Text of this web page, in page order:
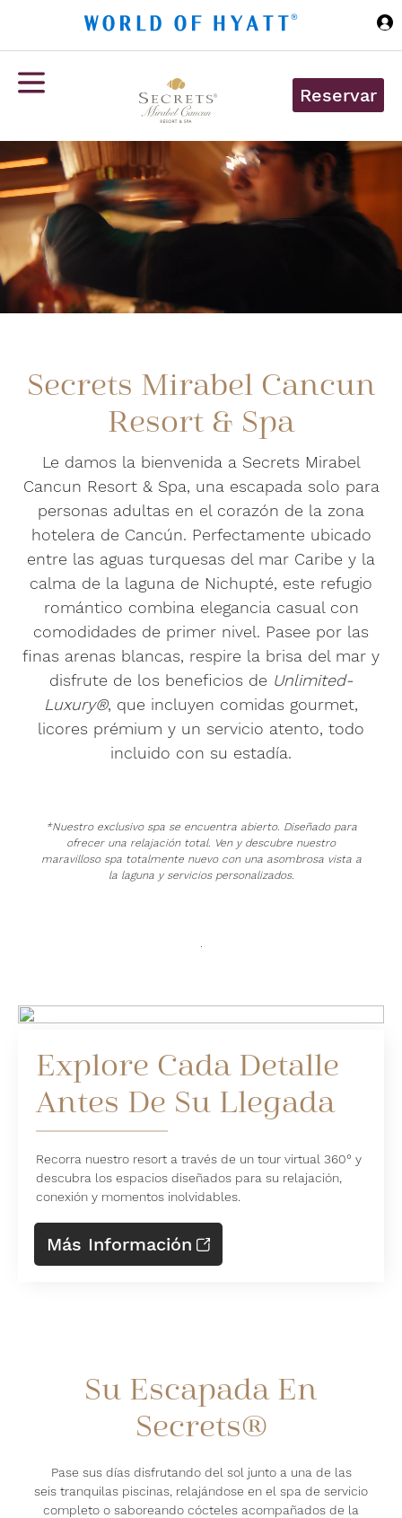
Reservar
Secrets Mirabel Cancun
Resort & Spa
Le damos la bienvenida a Secrets Mirabel
Cancun Resort & Spa, una escapada solo para
personas adultas en el corazón de la zona
hotelera de Cancún. Perfectamente ubicado
entre las aguas turquesas del mar Caribe y la
calma de la laguna de Nichupté, este refugio
romántico combina elegancia casual con
comodidades de primer nivel. Pasee por las
finas arenas blancas, respire la brisa del mar y
disfrute de los beneficios de Unlimited-
Luxury®, que incluyen comidas gourmet,
licores prémium y un servicio atento, todo
incluido con su estadía.
*Nuestro exclusivo spa se encuentra abierto. Diseñado para
ofrecer una relajación total. Ven y descubre nuestro
maravilloso spa totalmente nuevo con una asombrosa vista a
la laguna y servicios personalizados.
.
Explore Cada Detalle
Antes De Su Llegada
Recorra nuestro resort a través de un tour virtual 360° y
descubra los espacios diseñados para su relajación,
conexión y momentos inolvidables.
Más Información
Su Escapada En
Secrets®
Pase sus días disfrutando del sol junto a una de las
seis tranquilas piscinas, relajándose en el spa de servicio
completo o saboreando cócteles acompañados de la